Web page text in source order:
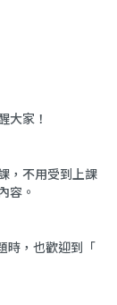
大家！
，不用受到上課
容。
時，也歡迎到「